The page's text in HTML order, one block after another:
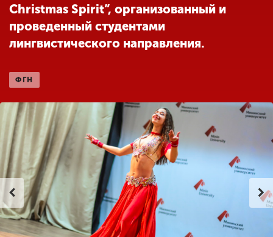
Другие виды
деятельности
Сведения об
образовательной
организации
ENG CHI
Christmas Spirit”, организованный и
проведенный студентами
лингвистического направления.
ФГН